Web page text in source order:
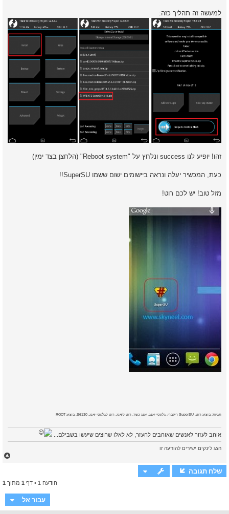
למעשה זה תהליך כזה:
זהו! יופיע לנו success ונלחץ על "Reboot system" (הלחצן בצד ימין)
כעת, המכשיר יעלה ונראה ביישומים ישום ששמו SuperSU!!
מזל טוב! יש לכם רוט!
תגיות: ביצוע רוט, SuperSU ריקברי, גלקסי יאנג, יאנג כשר, רוט ליאנג, רוט לגלקסי יאנג, S6130, ביצוע ROOT
אוהב לעזור לאנשים שאוהבים להעזר, לא לאלו שרוצים שיעשו בשבילם...
הצג לינקים ישירים להודעה זו
ל
שלח תגובה
הודעה 1 • דף 1 מתוך 1
עבור אל